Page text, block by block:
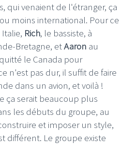
qui venaient de l'étranger, ça
moins international. Pour ce
Rich, le bassiste, à
Bretagne, etAaron au
le Canada pour
n'est pas dur, il suffit de faire
dans un avion, et voilà !
ça serait beaucoup plus
les débuts du groupe, au
et imposer un style,
différent. Le groupe existe